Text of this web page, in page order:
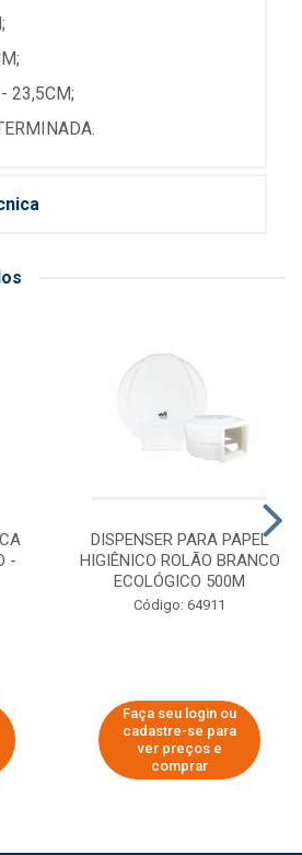
23,5CM;
-
DISPENSER PARA PAPEL
HIGIÊNICO ROLÃO BRANCO
ECOLÓGICO 500M
Código: 64911
Faça seu login ou
cadastre-se para
ver preços e
comprar